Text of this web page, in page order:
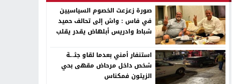
صورة زعزعت الخصوم السياسيين
في فاس : واش إلى تحالف حميد
شباط وادريس أبلهاض يقدر يقلب
استنفار أمني بعدما لقاو جثـ.ـة
شخص داخل مرحاض مقهى بحي
الزيتون فمكناس